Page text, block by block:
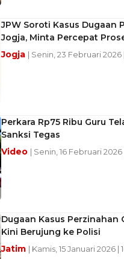
JPW Soroti Kasus Dugaan
Jogja, Minta Percepat
Jogja | Senin, 23 Februari 2026
Perkara Rp75 Ribu Guru
Sanksi Tegas
Video | Senin, 16 Februari 2026
Dugaan Kasus Perzinahan
Kini Berujung ke Polisi
Jatim | Kamis, 15 Januari 2026 |